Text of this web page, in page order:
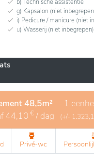
b) Technische assistentie
g) Kapsalon (niet
i) Pedicure / manicure (niet
u) Wasserij (niet inbegrepen)
48,5m² - 1
44,10 € / dag (+/-
Privé-wc